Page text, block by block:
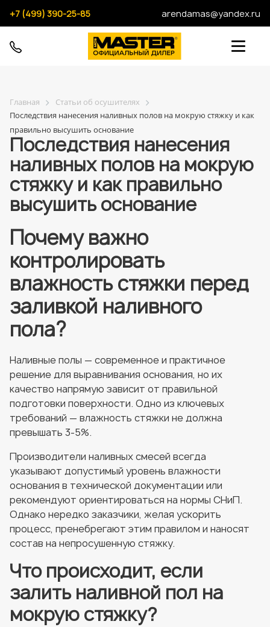
+7 (499) 390-25-85 arendamas@yandex.ru
Главная
Статьи об осушителях
Последствия нанесения наливных полов на мокрую стяжку и как
правильно высушить основание
Последствия нанесения
наливных полов на мокрую
стяжку и как правильно
высушить основание
Почему важно
контролировать
влажность стяжки перед
заливкой наливного
пола?
Наливные полы — современное и практичное
решение для выравнивания основания, но их
качество напрямую зависит от правильной
подготовки поверхности. Одно из ключевых
требований — влажность стяжки не должна
превышать 3-5%.
Производители наливных смесей всегда
указывают допустимый уровень влажности
основания в технической документации или
рекомендуют ориентироваться на нормы СНиП.
Однако нередко заказчики, желая ускорить
процесс, пренебрегают этим правилом и наносят
состав на непросушенную стяжку.
Что происходит, если
залить наливной пол на
мокрую стяжку?